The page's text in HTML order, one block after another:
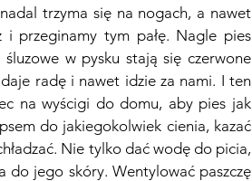
trzyma się na nogach, a nawet
przeginamy tym pałę. Nagle pies
w pysku stają się czerwone
radę i nawet idzie za nami. I ten
na wyścigi do domu, aby pies jak
do jakiegokolwiek cienia, kazać
Nie tylko dać wodę do picia,
do jego skóry. Wentylować paszczę